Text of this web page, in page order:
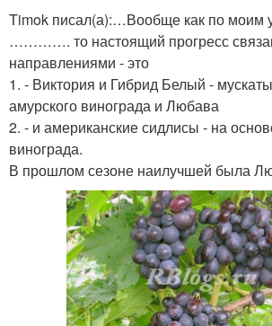
Timok писал(а):…Вообще как по моим
…………. то настоящий прогресс
направлениями - это
1. - Виктория и Гибрид Белый -
амурского винограда и Любава
2. - и американские сидлисы - на
винограда.
В прошлом сезоне наилучшей была